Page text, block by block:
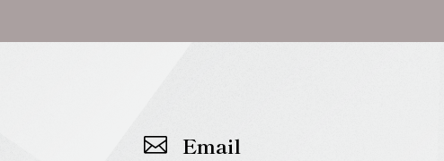

Email